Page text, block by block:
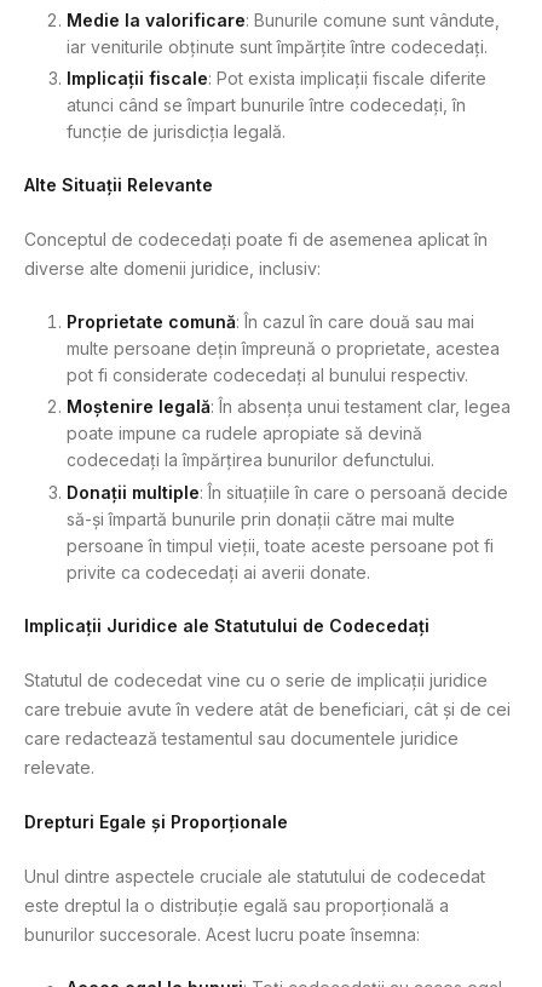
Medie la valorificare: Bunurile comune sunt vândute,
iar veniturile obținute sunt împărțite între codecedați.
Implicații fiscale: Pot exista implicații fiscale diferite
atunci când se împart bunurile între codecedați, în
funcție de jurisdicția legală.
Alte Situații Relevante
Conceptul de codecedați poate fi de asemenea aplicat în
diverse alte domenii juridice, inclusiv:
Proprietate comună: În cazul în care două sau mai
multe persoane dețin împreună o proprietate, acestea
pot fi considerate codecedați al bunului respectiv.
Moștenire legală: În absența unui testament clar, legea
poate impune ca rudele apropiate să devină
codecedați la împărțirea bunurilor defunctului.
Donații multiple: În situațiile în care o persoană decide
să-și împartă bunurile prin donații către mai multe
persoane în timpul vieții, toate aceste persoane pot fi
privite ca codecedați ai averii donate.
Implicații Juridice ale Statutului de Codecedați
Statutul de codecedat vine cu o serie de implicații juridice
care trebuie avute în vedere atât de beneficiari, cât și de cei
care redactează testamentul sau documentele juridice
relevate.
Drepturi Egale și Proporționale
Unul dintre aspectele cruciale ale statutului de codecedat
este dreptul la o distribuție egală sau proporțională a
bunurilor succesorale. Acest lucru poate însemna: